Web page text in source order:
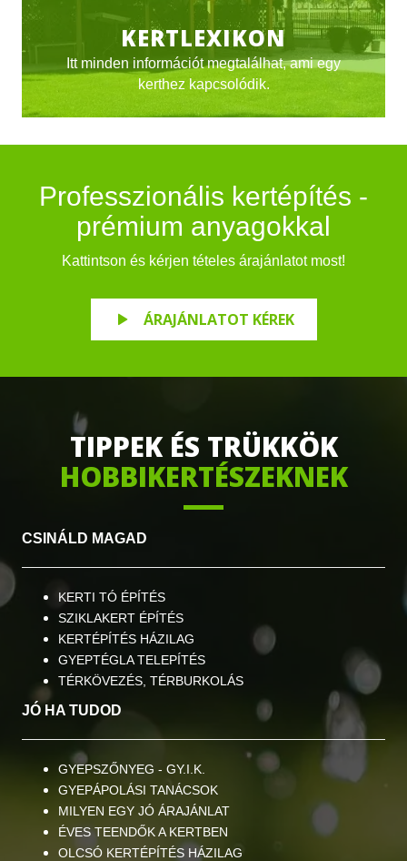
KERTLEXIKON
Itt minden információt megtalálhat, ami egy
kerthez kapcsolódik.
Professzionális kertépítés -
prémium anyagokkal
Kattintson és kérjen tételes árajánlatot most!
ÁRAJÁNLATOT KÉREK
TIPPEK ÉS TRÜKKÖK
HOBBIKERTÉSZEKNEK
CSINÁLD MAGAD
KERTI TÓ ÉPÍTÉS
SZIKLAKERT ÉPÍTÉS
KERTÉPÍTÉS HÁZILAG
GYEPTÉGLA TELEPÍTÉS
TÉRKÖVEZÉS, TÉRBURKOLÁS
JÓ HA TUDOD
GYEPSZŐNYEG - GY.I.K.
GYEPÁPOLÁSI TANÁCSOK
MILYEN EGY JÓ ÁRAJÁNLAT
ÉVES TEENDŐK A KERTBEN
OLCSÓ KERTÉPÍTÉS HÁZILAG